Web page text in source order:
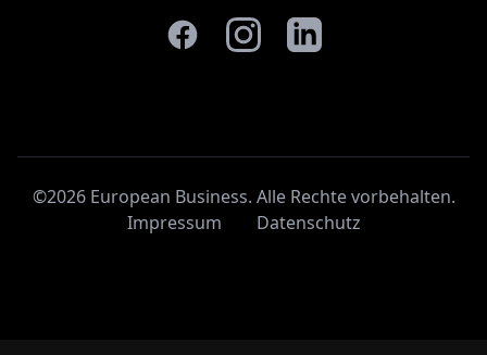
©2026 European Business. Alle Rechte vorbehalten.
Impressum
Datenschutz